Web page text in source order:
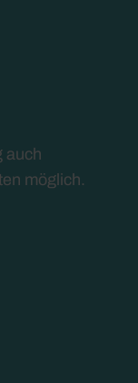
auch
möglich.